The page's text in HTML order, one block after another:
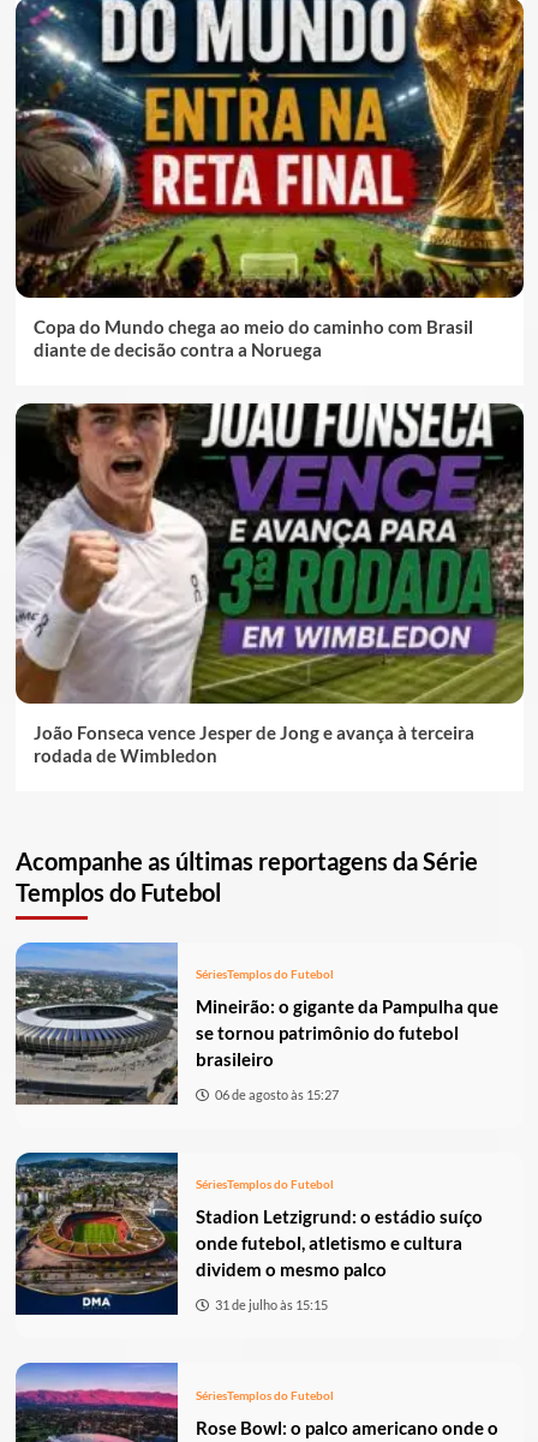
Copa do Mundo chega ao meio do caminho com Brasil
diante de decisão contra a Noruega
João Fonseca vence Jesper de Jong e avança à terceira
rodada de Wimbledon
Acompanhe as últimas reportagens da Série
Templos do Futebol
SériesTemplos do Futebol
Mineirão: o gigante da Pampulha que
se tornou patrimônio do futebol
brasileiro
06 de agosto às 15:27
SériesTemplos do Futebol
Stadion Letzigrund: o estádio suíço
onde futebol, atletismo e cultura
dividem o mesmo palco
31 de julho às 15:15
SériesTemplos do Futebol
Rose Bowl: o palco americano onde o